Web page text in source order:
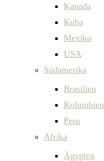
Kanada
Kuba
Mexiko
USA
Südamerika
Brasilien
Kolumbien
Peru
Afrika
Ägypten